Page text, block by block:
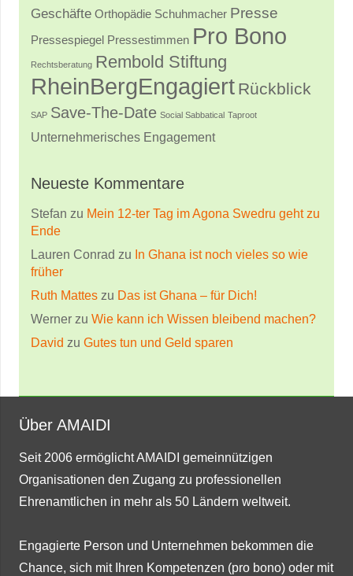
Geschäfte Orthopädie Schuhmacher Presse
Pressespiegel Pressestimmen Pro Bono
Rechtsberatung Rembold Stiftung
RheinBergEngagiert Rückblick
SAP Save-The-Date Social Sabbatical Taproot
Unternehmerisches Engagement
Neueste Kommentare
Stefan zu Mein 12-ter Tag im Agona Swedru geht zu
Ende
Lauren Conrad zu In Ghana ist noch vieles so wie
früher
Ruth Mattes zu Das ist Ghana – für Dich!
Werner zu Wie kann ich Wissen bleibend machen?
David zu Gutes tun und Geld sparen
Über AMAIDI
Seit 2006 ermöglicht AMAIDI gemeinnützigen
Organisationen den Zugang zu professionellen
Ehrenamtlichen in mehr als 50 Ländern weltweit.
Engagierte Person und Unternehmen bekommen die
Chance, sich mit Ihren Kompetenzen (pro bono) oder mit